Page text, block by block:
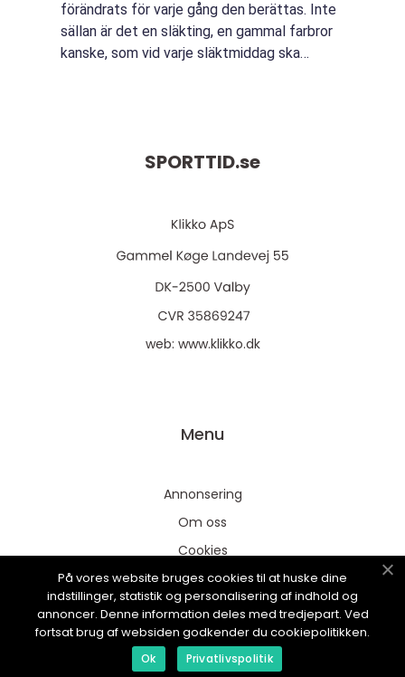
förändrats för varje gång den berättas. Inte
sällan är det en släkting, en gammal farbror
kanske, som vid varje släktmiddag ska
SPORTTID.se
web: www.klikko.dk
Menu
Annonsering
Om oss
Cookies
Kontakta oss
Sitemap
På vores website bruges cookies til at huske dine
indstillinger, statistik og personalisering af indhold og
annoncer. Denne information deles med tredjepart. Ved
fortsat brug af websiden godkender du cookiepolitikken.
Ok Privatlivspolitik